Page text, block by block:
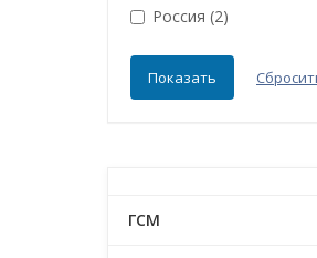
Россия (2)
ГСМ